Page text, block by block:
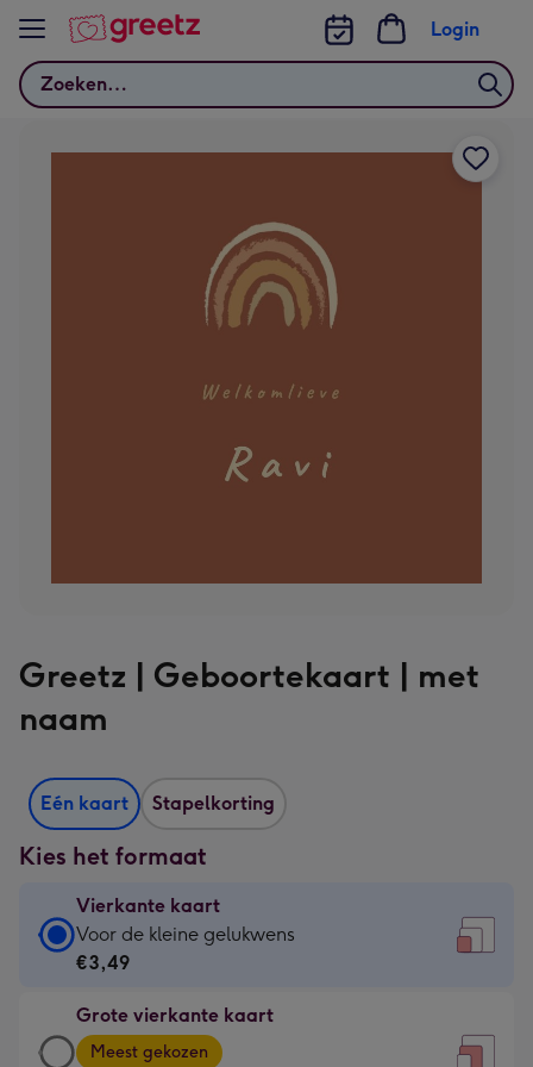
Bekijk meer
Zoeken
Login
Greetz | Geboortekaart | met
naam
Eén kaart Stapelkorting
Kies het formaat
Vierkante kaart
Vierkante
kaart
€3,49
-
Voor de kleine gelukwens
€3,49
Grote vierkante kaart
Grote
Meest gekozen